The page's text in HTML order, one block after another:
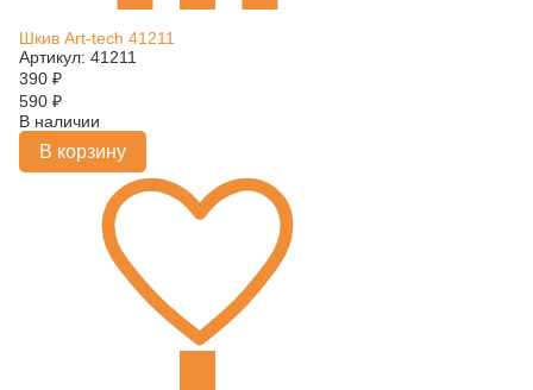
Шкив Art-tech 41211
Артикул: 41211
390 ₽
590 ₽
В наличии
В корзину